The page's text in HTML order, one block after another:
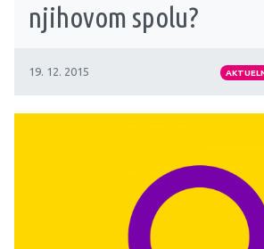
njihovom spolu?
19. 12. 2015